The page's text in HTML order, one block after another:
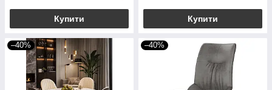
Купити Купити
–40% –40%